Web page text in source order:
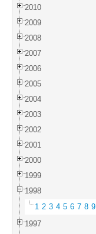
2010
2009
2008
2007
2006
2005
2004
2003
2002
2001
2000
1999
1998
1 2 3 4 5 6 7 8 9
1997